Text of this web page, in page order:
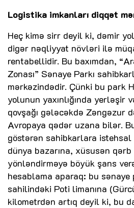
Logistika imkanları diqqət
Heç kimə sirr deyil ki, dəmir
digər nəqliyyat növləri ilə
rentabellidir. Bu baxımdan,
Zonası” Sənaye Parkı
mərkəzindədir. Çünki bu park
yolunun yaxınlığında yerləşir
qovşağı gələcəkdə Zəngəzur
Avropaya qədər uzana bilər.
göstərən sahibkarlara
dünya bazarına, xüsusən
yönləndirməyə böyük şans
hesablama aparaq: bu sənaye
sahilindəki Poti limanına
kilometrdən artıq deyil ki, bu